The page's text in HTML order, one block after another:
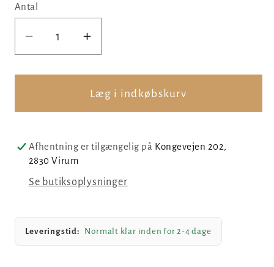
Antal
Reducer
antallet
for
Trekantede
sølvøreringe
brungrøn
jaspis
Øg
antallet
for
Trekantede
sølvøreringe
brungrøn
Læg i indkøbskurv
Afhentning er tilgængelig på Kongevejen 202,
2830 Virum
Se butiksoplysninger
Leveringstid: Normalt klar inden for 2-4 dage